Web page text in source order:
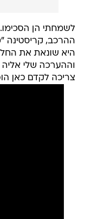
לשמחתי הן
ההרכב, קריסטינה
היא שונאת את
וההערכה שלי
צריכה לקדם כאן